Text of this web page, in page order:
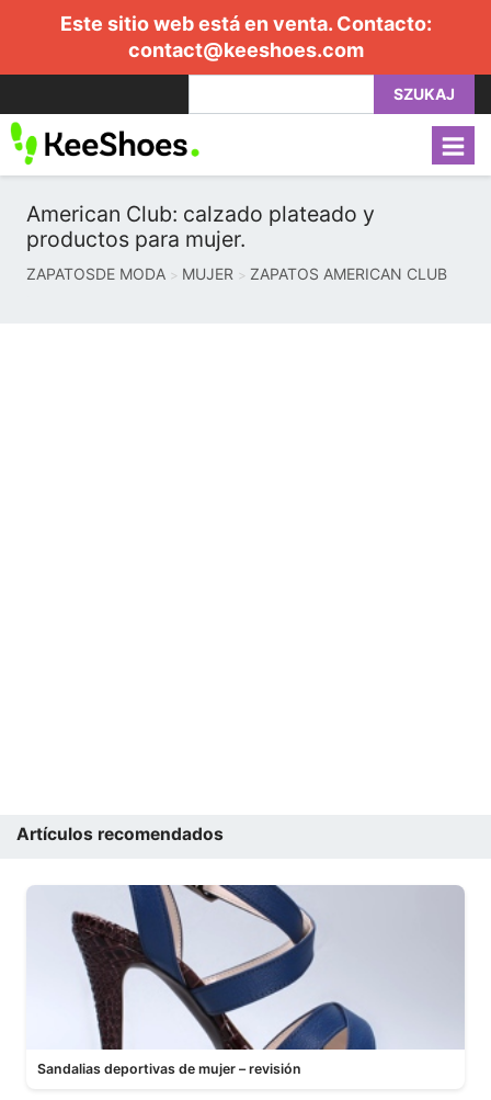
Este sitio web está en venta. Contacto:
contact@keeshoes.com
SZUKAJ
American Club: calzado plateado y
productos para mujer.
ZAPATOSDE MODA MUJER ZAPATOS AMERICAN CLUB
Artículos recomendados
Sandalias deportivas de mujer – revisión